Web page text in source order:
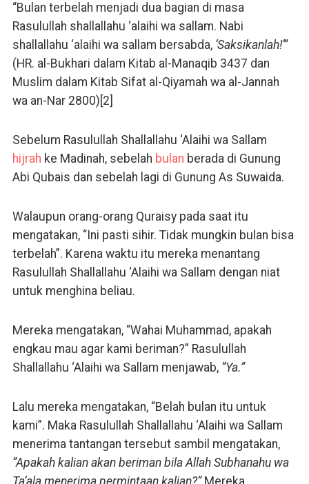
“Bulan terbelah menjadi dua bagian di masa
Rasulullah shallallahu ‘alaihi wa sallam. Nabi
shallallahu ‘alaihi wa sallam bersabda, ‘Saksikanlah!’”
(HR. al-Bukhari dalam Kitab al-Manaqib 3437 dan
Muslim dalam Kitab Sifat al-Qiyamah wa al-Jannah
wa an-Nar 2800)[2]
Sebelum Rasulullah Shallallahu ‘Alaihi wa Sallam
hijrah ke Madinah, sebelah bulan berada di Gunung
Abi Qubais dan sebelah lagi di Gunung As Suwaida.
Walaupun orang-orang Quraisy pada saat itu
mengatakan, “Ini pasti sihir. Tidak mungkin bulan bisa
terbelah”. Karena waktu itu mereka menantang
Rasulullah Shallallahu ‘Alaihi wa Sallam dengan niat
untuk menghina beliau.
Mereka mengatakan, “Wahai Muhammad, apakah
engkau mau agar kami beriman?” Rasulullah
Shallallahu ‘Alaihi wa Sallam menjawab, “Ya.”
Lalu mereka mengatakan, “Belah bulan itu untuk
kami”. Maka Rasulullah Shallallahu ‘Alaihi wa Sallam
menerima tantangan tersebut sambil mengatakan,
“Apakah kalian akan beriman bila Allah Subhanahu wa
Ta’ala menerima permintaan kalian?”Mereka